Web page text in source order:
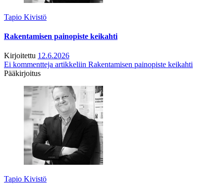
Tapio Kivistö
Rakentamisen painopiste keikahti
Kirjoitettu 12.6.2026
Ei kommentteja artikkeliin Rakentamisen painopiste keikahti
Pääkirjoitus
Tapio Kivistö